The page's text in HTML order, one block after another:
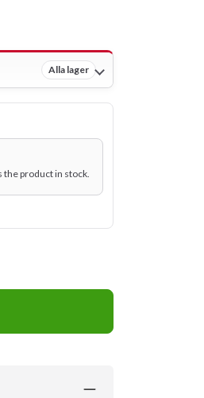
Alla lager
the product in stock.